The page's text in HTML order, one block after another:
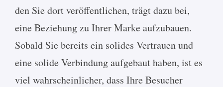
den Sie dort veröffentlichen, trägt dazu bei,
eine Beziehung zu Ihrer Marke aufzubauen.
Sobald Sie bereits ein solides Vertrauen und
eine solide Verbindung aufgebaut haben, ist es
viel wahrscheinlicher, dass Ihre Besucher